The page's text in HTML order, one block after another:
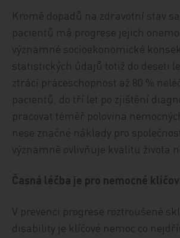
Kromě dopadů na zdravotní stav
pacientů má progrese jejich
významné socioekonomické
statistických údajů totiž do deseti
ztrácí práceschopnost až 80 %
pacientů, do tří let po zjištění
pracovat téměř polovina
nese značné náklady pro
významně ovlivňuje kvalitu života
Časná léčba je pro nemocné
V prevenci progrese roztroušené
disability je klíčové nemoc co